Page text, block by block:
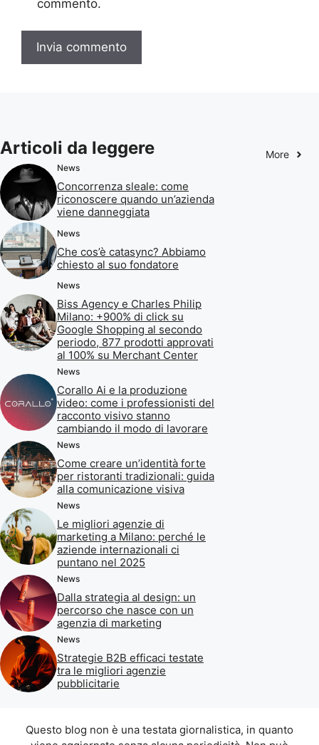
commento.
Articoli da leggere More
News
Concorrenza sleale: come
riconoscere quando un’azienda
viene danneggiata
News
Che cos’è catasync? Abbiamo
chiesto al suo fondatore
News
Biss Agency e Charles Philip
Milano: +900% di click su
Google Shopping al secondo
periodo, 877 prodotti approvati
al 100% su Merchant Center
News
Corallo Ai e la produzione
video: come i professionisti del
racconto visivo stanno
cambiando il modo di lavorare
News
Come creare un’identità forte
per ristoranti tradizionali: guida
alla comunicazione visiva
News
Le migliori agenzie di
marketing a Milano: perché le
aziende internazionali ci
puntano nel 2025
News
Dalla strategia al design: un
percorso che nasce con un
agenzia di marketing
News
Strategie B2B efficaci testate
tra le migliori agenzie
pubblicitarie
Questo blog non è una testata giornalistica, in quanto